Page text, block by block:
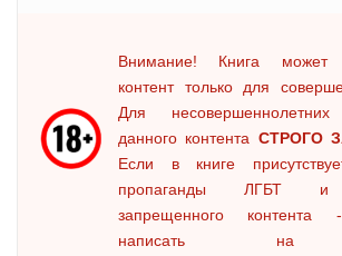
Внимание! Книга может
контент только для
Для
данного контента СТРОГО
Если в книге
пропаганды ЛГБТ и
запрещенного контента
написать на